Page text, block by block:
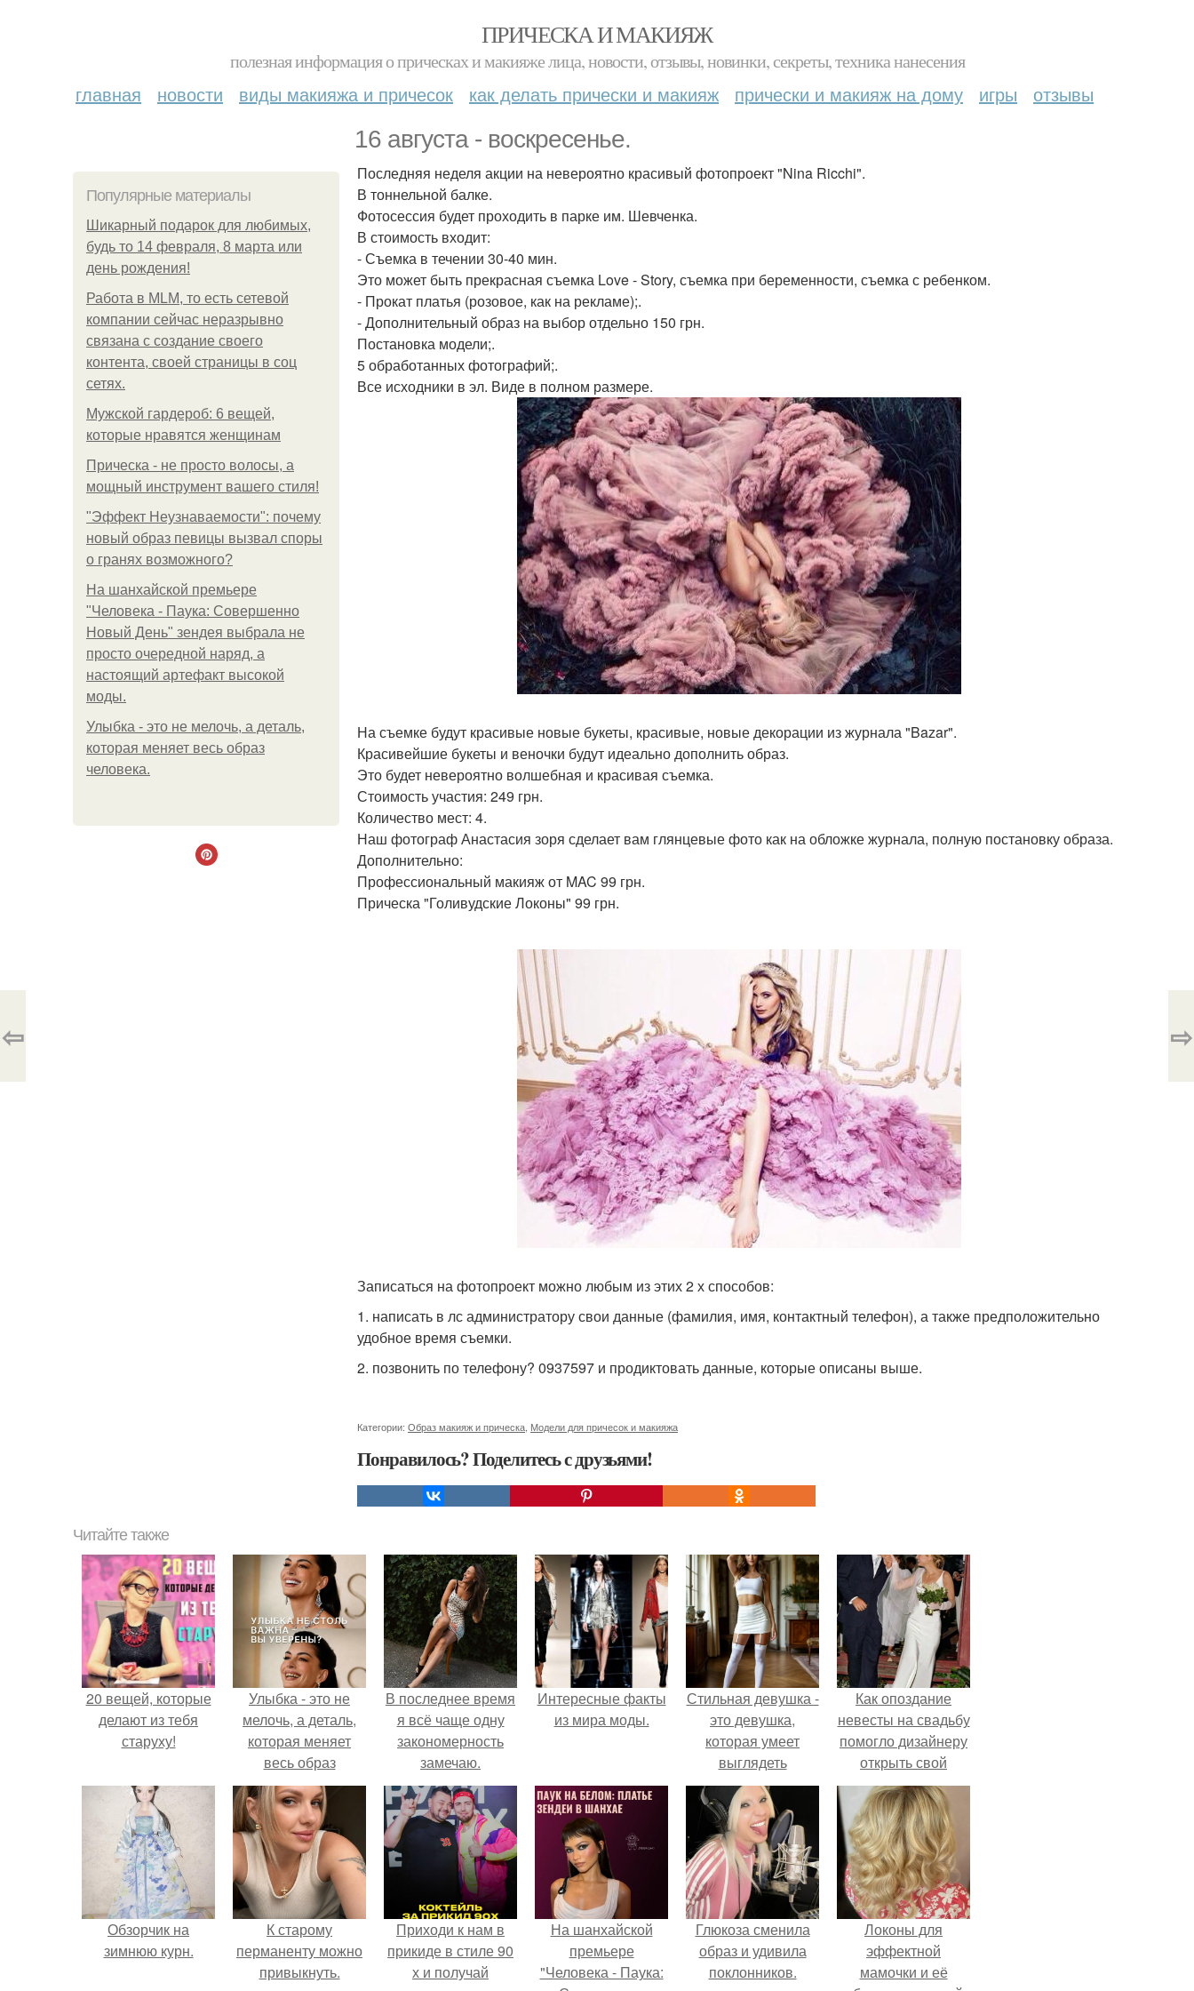
ПРИЧЕСКА И МАКИЯЖ
полезная информация о прическах и макияже лица, новости, отзывы, новинки, секреты, техника нанесения
главная новости виды макияжа и причесок как делать прически и макияж прически и макияж на дому игры отзывы
16 августа - воскресенье.
Популярные материалы
Шикарный подарок для любимых,
будь то 14 февраля, 8 марта или
день рождения!
Работа в MLM, то есть сетевой
компании сейчас неразрывно
связана с создание своего
контента, своей страницы в соц
сетях.
Мужской гардероб: 6 вещей,
которые нравятся женщинам
Прическа - не просто волосы, а
мощный инструмент вашего стиля!
"Эффект Неузнаваемости": почему
новый образ певицы вызвал споры
о гранях возможного?
На шанхайской премьере
"Человека - Паука: Совершенно
Новый День" зендея выбрала не
просто очередной наряд, а
настоящий артефакт высокой
моды.
Улыбка - это не мелочь, а деталь,
которая меняет весь образ
человека.
Последняя неделя акции на невероятно красивый фотопроект "Nina Ricchi".
В тоннельной балке.
Фотосессия будет проходить в парке им. Шевченка.
В стоимость входит:
- Съемка в течении 30-40 мин.
Это может быть прекрасная съемка Love - Story, съемка при беременности, съемка с ребенком.
- Прокат платья (розовое, как на рекламе);.
- Дополнительный образ на выбор отдельно 150 грн.
Постановка модели;.
5 обработанных фотографий;.
Все исходники в эл. Виде в полном размере.
На съемке будут красивые новые букеты, красивые, новые декорации из журнала "Bazar".
Красивейшие букеты и веночки будут идеально дополнить образ.
Это будет невероятно волшебная и красивая съемка.
Стоимость участия: 249 грн.
Количество мест: 4.
Наш фотограф Анастасия зоря сделает вам глянцевые фото как на обложке журнала, полную постановку образа.
Дополнительно:
Профессиональный макияж от MAC 99 грн.
Прическа "Голивудские Локоны" 99 грн.
Записаться на фотопроект можно любым из этих 2 х способов:
1. написать в лс администратору свои данные (фамилия, имя, контактный телефон), а также предположительно
удобное время съемки.
2. позвонить по телефону? 0937597 и продиктовать данные, которые описаны выше.
Категории: Образ макияж и прическа Модели для причесок и макияжа
Понравилось? Поделитесь с друзьями!
⇦ ⇨
Читайте также
20 вещей, которые
делают из тебя
старуху!
Улыбка - это не
мелочь, а деталь,
которая меняет
весь образ
человека.
В последнее время
я всё чаще одну
закономерность
замечаю.
Интересные факты
из мира моды.
Стильная девушка -
это девушка,
которая умеет
выглядеть
привлекательно и
элегантно в любои
ситуации.
Как опоздание
невесты на свадьбу
помогло дизайнеру
открыть свой
бренд.
Обзорчик на
зимнюю курн.
К старому
перманенту можно
привыкнуть.
Приходи к нам в
прикиде в стиле 90
х и получай
На шанхайской
премьере
"Человека - Паука:
Глюкоза сменила
образ и удивила
поклонников.
Локоны для
эффектной
мамочки и её